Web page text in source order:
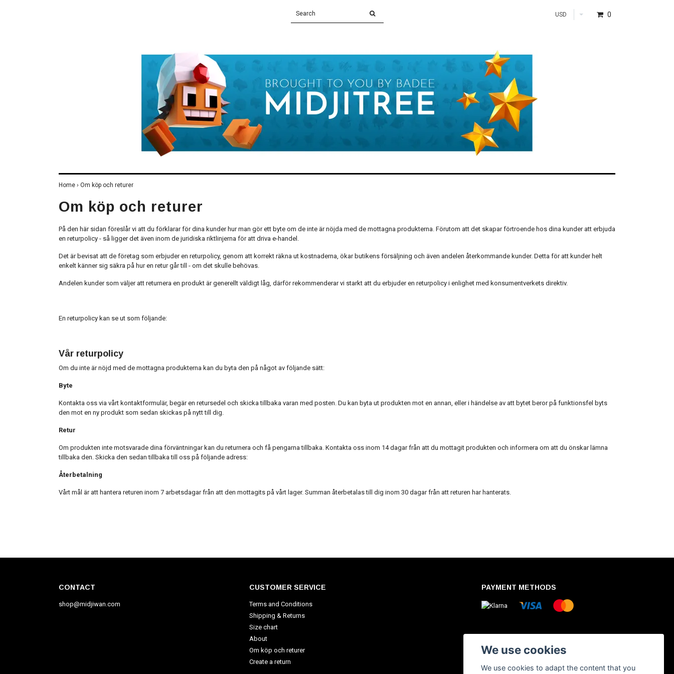
USD 0
Home › Om köp och returer
Om köp och returer
På den här sidan föreslår vi att du förklarar för dina kunder hur man gör ett byte om de inte är nöjda med de mottagna produkterna. Förutom att det skapar förtroende hos dina kunder att erbjuda
en returpolicy - så ligger det även inom de juridiska riktlinjerna för att driva e-handel.
Det är bevisat att de företag som erbjuder en returpolicy, genom att korrekt räkna ut kostnaderna, ökar butikens försäljning och även andelen återkommande kunder. Detta för att kunder helt
enkelt känner sig säkra på hur en retur går till - om det skulle behövas.
Andelen kunder som väljer att returnera en produkt är generellt väldigt låg, därför rekommenderar vi starkt att du erbjuder en returpolicy i enlighet med konsumentverkets direktiv.
En returpolicy kan se ut som följande:
Vår returpolicy
Om du inte är nöjd med de mottagna produkterna kan du byta den på något av följande sätt:
Byte
Kontakta oss via vårt kontaktformulär, begär en retursedel och skicka tillbaka varan med posten. Du kan byta ut produkten mot en annan, eller i händelse av att bytet beror på funktionsfel byts
den mot en ny produkt som sedan skickas på nytt till dig.
Retur
Om produkten inte motsvarade dina förväntningar kan du returnera och få pengarna tillbaka. Kontakta oss inom 14 dagar från att du mottagit produkten och informera om att du önskar lämna
tillbaka den. Skicka den sedan tillbaka till oss på följande adress:
Återbetalning
Vårt mål är att hantera returen inom 7 arbetsdagar från att den mottagits på vårt lager. Summan återbetalas till dig inom 30 dagar från att returen har hanterats.
CONTACT
shop@midjiwan.com
CUSTOMER SERVICE
Terms and Conditions
Shipping & Returns
Size chart
About
Om köp och returer
Create a return
PAYMENT METHODS
We use cookies
We use cookies to adapt the content that you